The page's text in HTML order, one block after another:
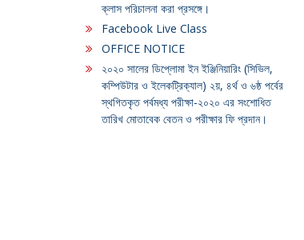
ক্লাস পরিচালনা করা প্রসঙ্গে।
Facebook Live Class
OFFICE NOTICE
২০২০ সালের ডিপ্লোমা ইন ইঞ্জিনিয়ারিং (সিভিল,
কম্পিউটার ও ইলেকট্রিক্যাল) ২য়, ৪র্থ ও ৬ষ্ঠ পর্বের
স্থগিতকৃত পর্বমধ্য পরীক্ষা-২০২০ এর সংশোধিত
তারিখ মোতাবেক বেতন ও পরীক্ষার ফি প্রদান।